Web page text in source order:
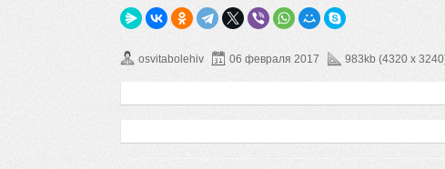
osvitabolehiv 06 февраля 2017 983kb (4320 x